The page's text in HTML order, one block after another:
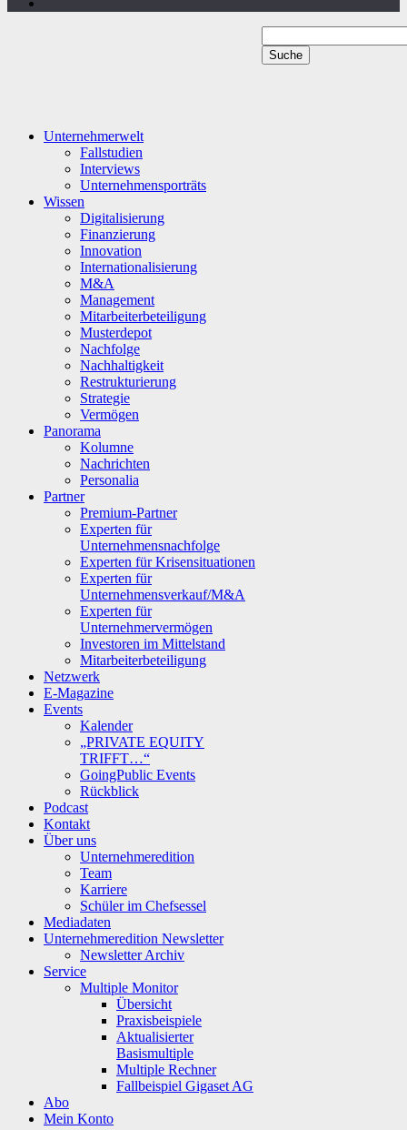
Unternehmerwelt
Fallstudien
Interviews
Unternehmensporträts
Wissen
Digitalisierung
Finanzierung
Innovation
Internationalisierung
M&A
Management
Mitarbeiterbeteiligung
Musterdepot
Nachfolge
Nachhaltigkeit
Restrukturierung
Strategie
Vermögen
Panorama
Kolumne
Nachrichten
Personalia
Partner
Premium-Partner
Experten für
Unternehmensnachfolge
Experten für Krisensituationen
Experten für
Unternehmensverkauf/M&A
Experten für
Unternehmervermögen
Investoren im Mittelstand
Mitarbeiterbeteiligung
Netzwerk
E-Magazine
Events
Kalender
„PRIVATE EQUITY
TRIFFT…“
GoingPublic Events
Rückblick
Podcast
Kontakt
Über uns
Unternehmeredition
Team
Karriere
Schüler im Chefsessel
Mediadaten
Unternehmeredition Newsletter
Newsletter Archiv
Service
Multiple Monitor
Übersicht
Praxisbeispiele
Aktualisierter
Basismultiple
Multiple Rechner
Fallbeispiel Gigaset AG
Abo
Mein Konto